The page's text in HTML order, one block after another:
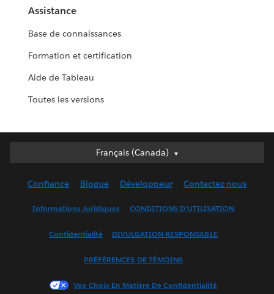
Assistance
Base de connaissances
Formation et certification
Aide de Tableau
Toutes les versions
Français (Canada)
Français (Canada)
English (UK)
Français (France)
한국어
Confiance Blogue Développeur Contactez-nous
Informations Juridiques CONDITIONS D’UTILISATION
Confidentialité DIVULGATION RESPONSABLE
PRÉFÉRENCES DE TÉMOINS
Vos Choix En Matière De Confidentialité